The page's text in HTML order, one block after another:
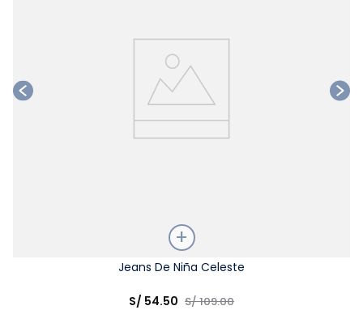
Jeans De Niña Celeste
S/ 54.50 S/109.00